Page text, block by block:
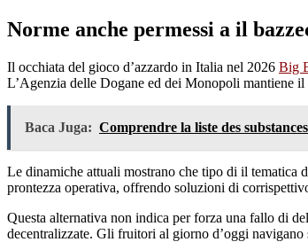
Norme anche permessi a il
Il occhiata del gioco d’azzardo in Italia nel 2026 Big
L’Agenzia delle Dogane ed dei Monopoli mantiene
Baca Juga: Comprendre la liste des
Le dinamiche attuali mostrano che tipo di il tematica
prontezza operativa, offrendo soluzioni di
Questa alternativa non indica per forza una fallo di
decentralizzate. Gli fruitori al giorno d’oggi